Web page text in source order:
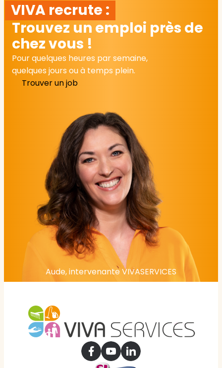
VIVA recrute :
Trouvez un emploi près de
chez vous !
Pour quelques heures par semaine,
quelques jours ou à temps plein.
Trouver un job
Aude, intervenante VIVASERVICES